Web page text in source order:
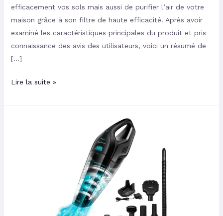
efficacement vos sols mais aussi de purifier l’air de votre
maison grâce à son filtre de haute efficacité. Après avoir
examiné les caractéristiques principales du produit et pris
connaissance des avis des utilisateurs, voici un résumé de
[…]
Lire la suite »